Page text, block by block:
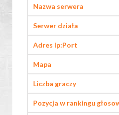
Nazwa serwera
Serwer działa
Adres Ip:Port
Mapa
Liczba graczy
Pozycja w rankingu